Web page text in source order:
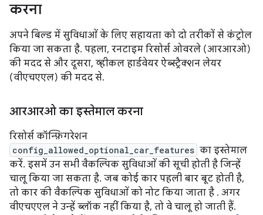
करना
अपने बिल्ड में सुविधाओं के लिए सहायता को दो तरीकों से कंट्रोल
किया जा सकता है. पहला, रनटाइम रिसोर्स ओवरले (आरआरओ)
की मदद से और दूसरा, व्हीकल हार्डवेयर ऐब्स्ट्रैक्शन लेयर
(वीएचएएल) की मदद से.
आरआरओ का इस्तेमाल करना
रिसोर्स कॉन्फ़िगरेशन
config_allowed_optional_car_features का इस्तेमाल
करें. इसमें उन सभी वैकल्पिक सुविधाओं की सूची होती है जिन्हें
चालू किया जा सकता है. जब कोई कार पहली बार बूट होती है,
तो कार की वैकल्पिक सुविधाओं को नोट किया जाता है . अगर
वीएचएएल ने उन्हें ब्लॉक नहीं किया है, तो वे चालू हो जाती हैं.